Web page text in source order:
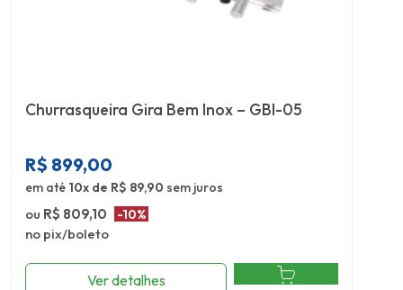
Churrasqueira Gira Bem Inox – GBI-05
R$ 899,00
em até 10x de R$ 89,90 sem juros
ou R$ 809,10 -10%
no pix/boleto
Ver detalhes